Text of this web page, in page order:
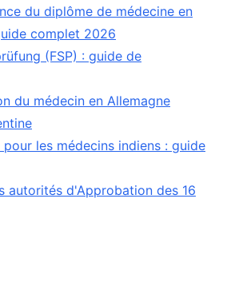
du diplôme de médecine en
complet 2026
(FSP) : guide de
du médecin en Allemagne
les médecins indiens : guide
autorités d'Approbation des 16